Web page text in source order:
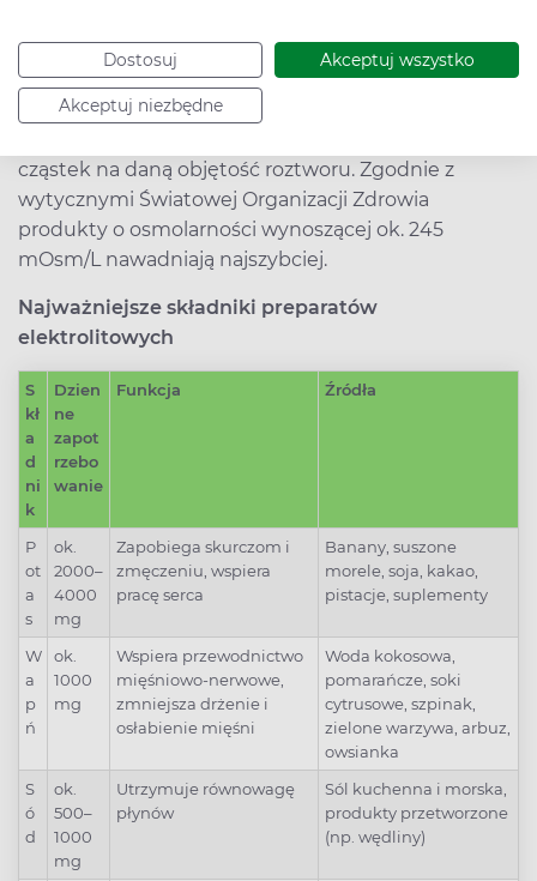
Dostosuj Akceptuj wszystko
Akceptuj niezbędne
po przebudzeniu i co kilka godzin zależnie od
pragnienia, objawów kaca czy odwodnienia
organizmu. Istotną cechą każdego elektrolitu jest
cząstek na daną objętość roztworu. Zgodnie z
wytycznymi Światowej Organizacji Zdrowia
produkty o osmolarności wynoszącej ok. 245
mOsm/L nawadniają najszybciej.
Najważniejsze składniki preparatów
elektrolitowych
S
kł
a
d
ni
k
Dzien
ne
zapot
rzebo
wanie
Funkcja Źródła
P
ot
a
s
ok.
2000–
4000
mg
Zapobiega skurczom i
zmęczeniu, wspiera
pracę serca
Banany, suszone
morele, soja, kakao,
pistacje, suplementy
W
a
p
ń
ok.
1000
mg
Wspiera przewodnictwo
mięśniowo-nerwowe,
zmniejsza drżenie i
osłabienie mięśni
Woda kokosowa,
pomarańcze, soki
cytrusowe, szpinak,
zielone warzywa, arbuz,
owsianka
S
ó
d
ok.
500–
1000
mg
Utrzymuje równowagę
płynów
Sól kuchenna i morska,
produkty przetworzone
(np. wędliny)